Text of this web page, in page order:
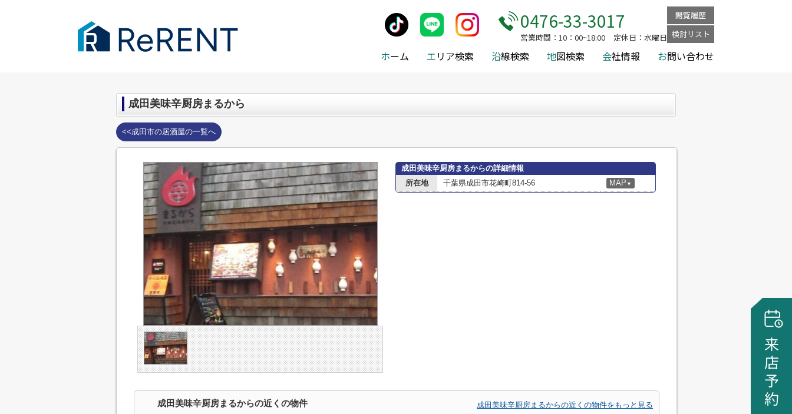
0476-33-3017
営業時間： 10：00~18:00 定休日： 水曜日
閲覧履歴
検討リスト
ホーム エリア検索 沿線検索 地図検索 会社情報 お問い合わせ
成田市の居酒屋 成田美味辛厨房まるから
成田美味辛厨房まるから
<<成田市の居酒屋の一覧へ
成田美味辛厨房まるからの詳細情報
所在地
千葉県成田市花崎町814-56 MAP ▼
成田美味辛厨房まるからの近くの物件 成田美味辛厨房まるからの近くの物件をもっと見る